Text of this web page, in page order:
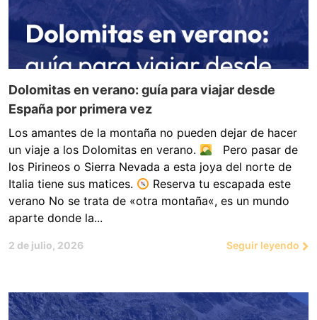
Dolomitas en verano: guía para viajar desde
España por primera vez
Los amantes de la montaña no pueden dejar de hacer
un viaje a los Dolomitas en verano.
Pero pasar de
los Pirineos o Sierra Nevada a esta joya del norte de
Italia tiene sus matices.
Reserva tu escapada este
verano No se trata de «otra montaña«, es un mundo
aparte donde la...
2 de julio, 2026 Seguir leyendo